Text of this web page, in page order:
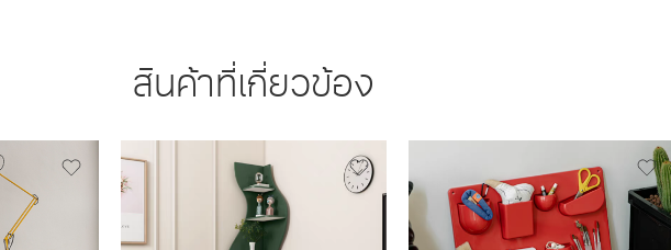
สินค้าที่เกี่ยวข้อง